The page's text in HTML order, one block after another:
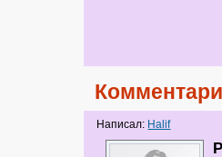
Написал: Halif